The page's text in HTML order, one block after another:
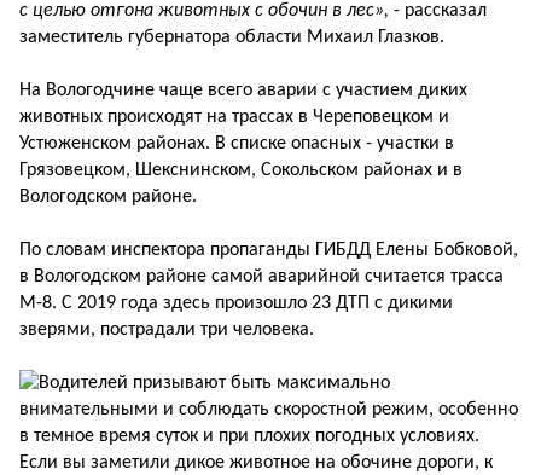
с целью отгона животных с обочин в лес», - рассказал
заместитель губернатора области Михаил Глазков.
На Вологодчине чаще всего аварии с участием диких
животных происходят на трассах в Череповецком и
Устюженском районах. В списке опасных - участки в
Грязовецком, Шекснинском, Сокольском районах и в
Вологодском районе.
По словам инспектора пропаганды ГИБДД Елены Бобковой,
в Вологодском районе самой аварийной считается трасса
М-8. С 2019 года здесь произошло 23 ДТП с дикими
зверями, пострадали три человека.
Водителей призывают быть максимально
внимательными и соблюдать скоростной режим, особенно
в темное время суток и при плохих погодных условиях.
Если вы заметили дикое животное на обочине дороги, к